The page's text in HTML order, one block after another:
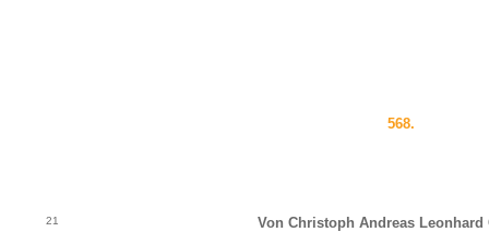
568.
21 Von Christoph Andreas Leonhard